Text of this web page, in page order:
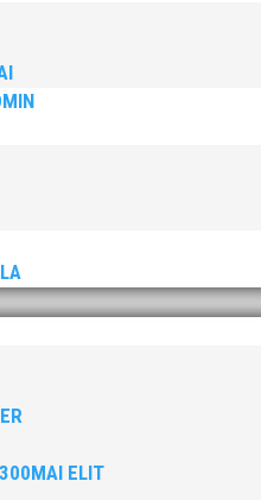
MAI ELIT
Foto: Thomas
blir ny klubbchef i MAI. Han
fotbollen i Höllviken